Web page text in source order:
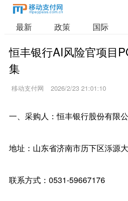
最新 政策 国际
恒丰银行AI风险官项目
集
移动支付网 2026/2/23 21:01:10
一、采购人：恒丰银行股份有限
地址：山东省济南市历下区泺源
联系方式：0531-59667176